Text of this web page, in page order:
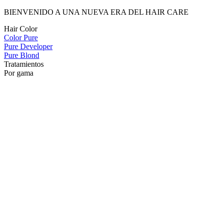
BIENVENIDO A UNA NUEVA ERA DEL HAIR CARE
Hair Color
Color Pure
Pure Developer
Pure Blond
Tratamientos
Por gama